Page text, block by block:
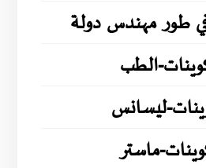
طور مهندس دولة
الطب
ليسانس
ماستر